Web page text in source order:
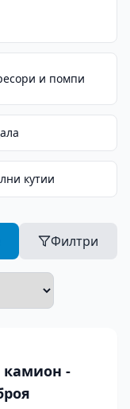
и помпи
кутии
Филтри
камион -